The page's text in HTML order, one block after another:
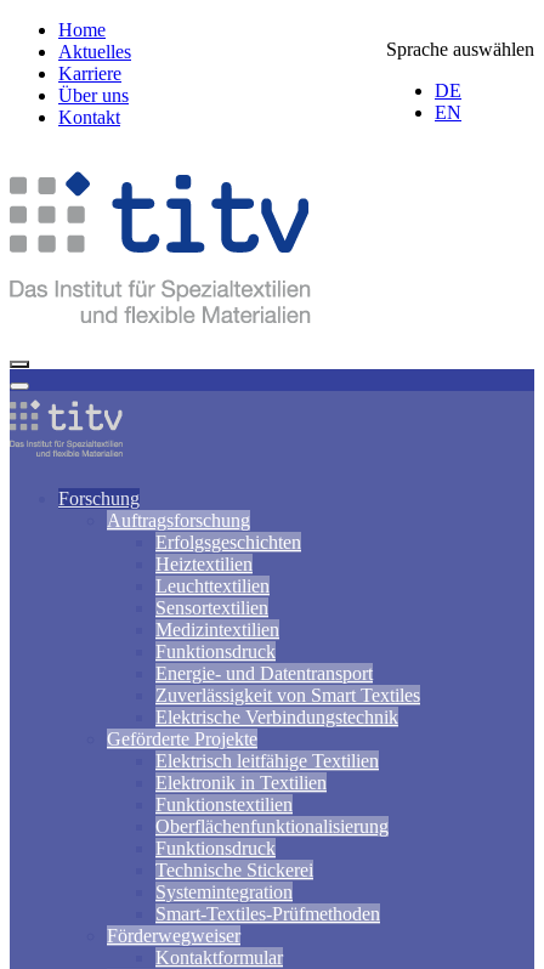
Sprache auswählen
DE
EN
Home
Aktuelles
Karriere
Über uns
Kontakt
Forschung
Auftragsforschung
Erfolgsgeschichten
Heiztextilien
Leuchttextilien
Sensortextilien
Medizintextilien
Funktionsdruck
Energie- und Datentransport
Zuverlässigkeit von Smart Textiles
Elektrische Verbindungstechnik
Geförderte Projekte
Elektrisch leitfähige Textilien
Elektronik in Textilien
Funktionstextilien
Oberflächenfunktionalisierung
Funktionsdruck
Technische Stickerei
Systemintegration
Smart-Textiles-Prüfmethoden
Förderwegweiser
Kontaktformular